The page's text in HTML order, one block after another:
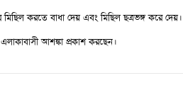
করতে বাধা দেয় এবং মিছিল ছত্রভঙ্গ করে
আশঙ্কা প্রকাশ করছেন।